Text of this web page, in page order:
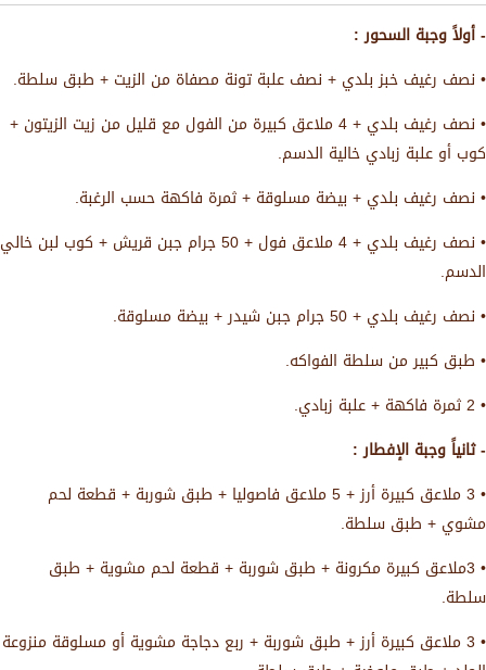
- أولاً وجبة السحور :
• نصف رغيف خبز بلدي + نصف علبة تونة مصفاة من الزيت + طبق سلطة.
• نصف رغيف بلدي + 4 ملاعق كبيرة من الفول مع قليل من زيت الزيتون +
كوب أو علبة زبادي خالية الدسم.
• نصف رغيف بلدي + بيضة مسلوقة + ثمرة فاكهة حسب الرغبة.
• نصف رغيف بلدي + 4 ملاعق فول + 50 جرام جبن قريش + كوب لبن خالي
الدسم.
• نصف رغيف بلدي + 50 جرام جبن شيدر + بيضة مسلوقة.
• طبق كبير من سلطة الفواكه.
• 2 ثمرة فاكهة + علبة زبادي.
- ثانياً وجبة الإفطار :
• 3 ملاعق كبيرة أرز + 5 ملاعق فاصوليا + طبق شوربة + قطعة لحم
مشوي + طبق سلطة.
• 3ملاعق كبيرة مكرونة + طبق شوربة + قطعة لحم مشوية + طبق
سلطة.
• 3 ملاعق كبيرة أرز + طبق شوربة + ربع دجاجة مشوية أو مسلوقة منزوعة